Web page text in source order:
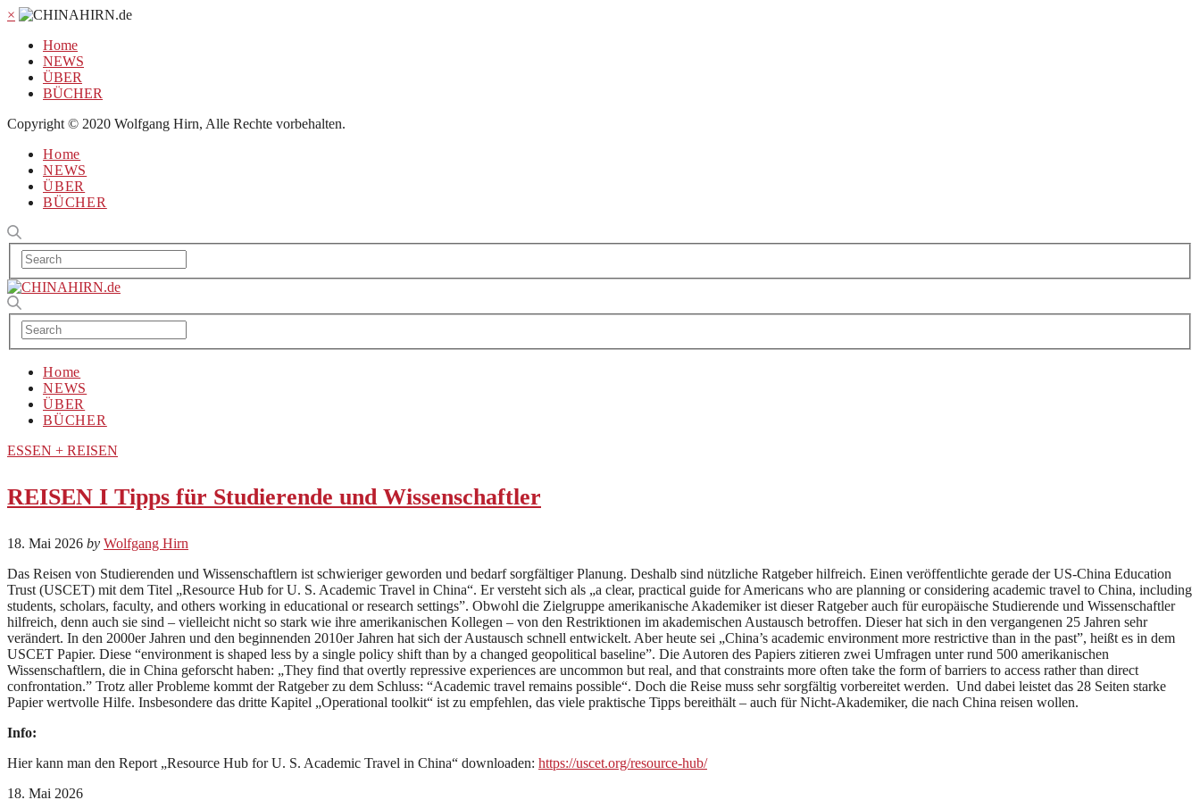
×
Home
NEWS
ÜBER
BÜCHER
Copyright © 2020 Wolfgang Hirn, Alle Rechte vorbehalten.
Home
NEWS
ÜBER
BÜCHER
Home
NEWS
ÜBER
BÜCHER
ESSEN + REISEN
REISEN I Tipps für Studierende und Wissenschaftler
18. Mai 2026 by Wolfgang Hirn
Das Reisen von Studierenden und Wissenschaftlern ist schwieriger geworden und bedarf sorgfältiger Planung. Deshalb sind nützliche Ratgeber hilfreich. Einen veröffentlichte gerade der US-China Education
Trust (USCET) mit dem Titel „Resource Hub for U. S. Academic Travel in China“. Er versteht sich als „a clear, practical guide for Americans who are planning or considering academic travel to China, including
students, scholars, faculty, and others working in educational or research settings”. Obwohl die Zielgruppe amerikanische Akademiker ist dieser Ratgeber auch für europäische Studierende und Wissenschaftler
hilfreich, denn auch sie sind – vielleicht nicht so stark wie ihre amerikanischen Kollegen – von den Restriktionen im akademischen Austausch betroffen. Dieser hat sich in den vergangenen 25 Jahren sehr
verändert. In den 2000er Jahren und den beginnenden 2010er Jahren hat sich der Austausch schnell entwickelt. Aber heute sei „China’s academic environment more restrictive than in the past”, heißt es in dem
USCET Papier. Diese “environment is shaped less by a single policy shift than by a changed geopolitical baseline”. Die Autoren des Papiers zitieren zwei Umfragen unter rund 500 amerikanischen
Wissenschaftlern, die in China geforscht haben: „They find that overtly repressive experiences are uncommon but real, and that constraints more often take the form of barriers to access rather than direct
confrontation.” Trotz aller Probleme kommt der Ratgeber zu dem Schluss: “Academic travel remains possible“. Doch die Reise muss sehr sorgfältig vorbereitet werden. Und dabei leistet das 28 Seiten starke
Papier wertvolle Hilfe. Insbesondere das dritte Kapitel „Operational toolkit“ ist zu empfehlen, das viele praktische Tipps bereithält – auch für Nicht-Akademiker, die nach China reisen wollen.
Info:
Hier kann man den Report „Resource Hub for U. S. Academic Travel in China“ downloaden: https://uscet.org/resource-hub/
18. Mai 2026